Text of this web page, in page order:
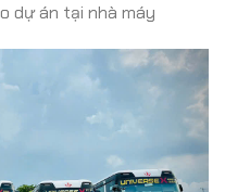
dự án tại nhà máy